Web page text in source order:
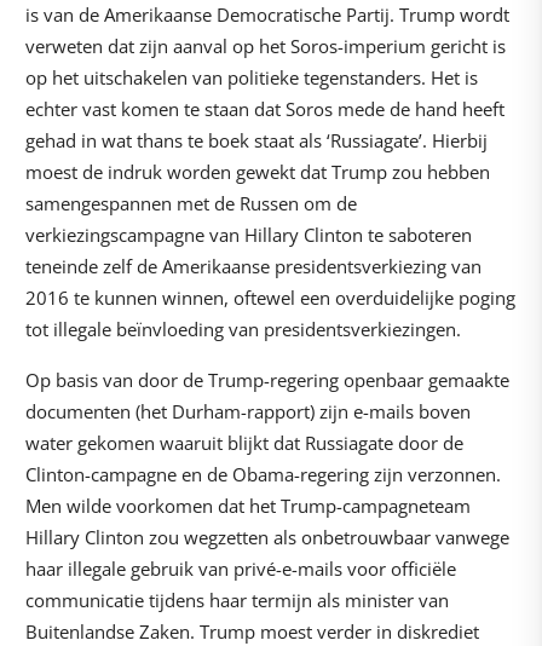
is van de Amerikaanse Democratische Partij. Trump wordt
verweten dat zijn aanval op het Soros-imperium gericht is
op het uitschakelen van politieke tegenstanders. Het is
echter vast komen te staan dat Soros mede de hand heeft
gehad in wat thans te boek staat als ‘Russiagate’. Hierbij
moest de indruk worden gewekt dat Trump zou hebben
samengespannen met de Russen om de
verkiezingscampagne van Hillary Clinton te saboteren
teneinde zelf de Amerikaanse presidentsverkiezing van
2016 te kunnen winnen, oftewel een overduidelijke poging
tot illegale beïnvloeding van presidentsverkiezingen.
Op basis van door de Trump-regering openbaar gemaakte
documenten (het Durham-rapport) zijn e-mails boven
water gekomen waaruit blijkt dat Russiagate door de
Clinton-campagne en de Obama-regering zijn verzonnen.
Men wilde voorkomen dat het Trump-campagneteam
Hillary Clinton zou wegzetten als onbetrouwbaar vanwege
haar illegale gebruik van privé-e-mails voor officiële
communicatie tijdens haar termijn als minister van
Buitenlandse Zaken. Trump moest verder in diskrediet